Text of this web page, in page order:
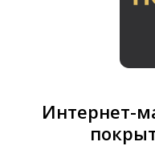
Интернет-